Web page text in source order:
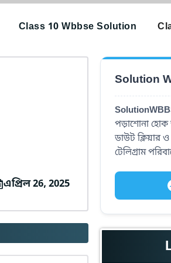
Class 10 Wbbse Solution
এপ্রিল 26, 2025
Solution
পড়াশোনা
ডাউট
টেলিগ্রাম